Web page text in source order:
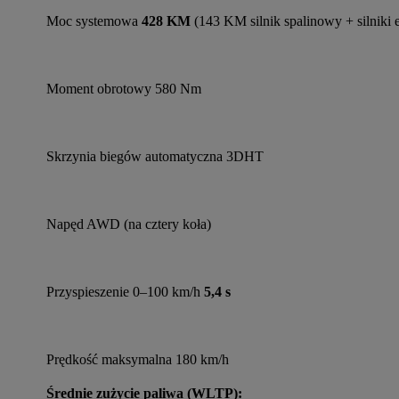
Moc systemowa 428 KM (143 KM silnik spalinowy + silniki
Moment obrotowy 580 Nm
Skrzynia biegów automatyczna 3DHT
Napęd AWD (na cztery koła)
Przyspieszenie 0–100 km/h 5,4 s
Prędkość maksymalna 180 km/h
Średnie zużycie paliwa (WLTP):